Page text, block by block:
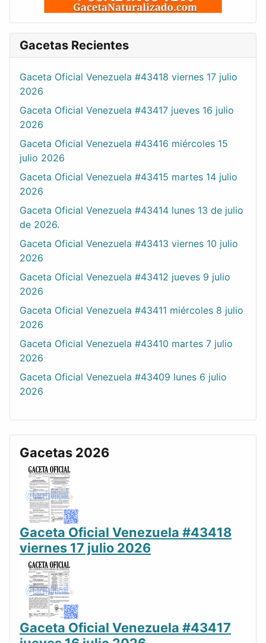
Gacetas Recientes
Gaceta Oficial Venezuela #43418 viernes 17 julio
2026
Gaceta Oficial Venezuela #43417 jueves 16 julio
2026
Gaceta Oficial Venezuela #43416 miércoles 15
julio 2026
Gaceta Oficial Venezuela #43415 martes 14 julio
2026
Gaceta Oficial Venezuela #43414 lunes 13 de julio
de 2026.
Gaceta Oficial Venezuela #43413 viernes 10 julio
2026
Gaceta Oficial Venezuela #43412 jueves 9 julio
2026
Gaceta Oficial Venezuela #43411 miércoles 8 julio
2026
Gaceta Oficial Venezuela #43410 martes 7 julio
2026
Gaceta Oficial Venezuela #43409 lunes 6 julio
2026
Gacetas 2026
Gaceta Oficial Venezuela #43418
viernes 17 julio 2026
Gaceta Oficial Venezuela #43417